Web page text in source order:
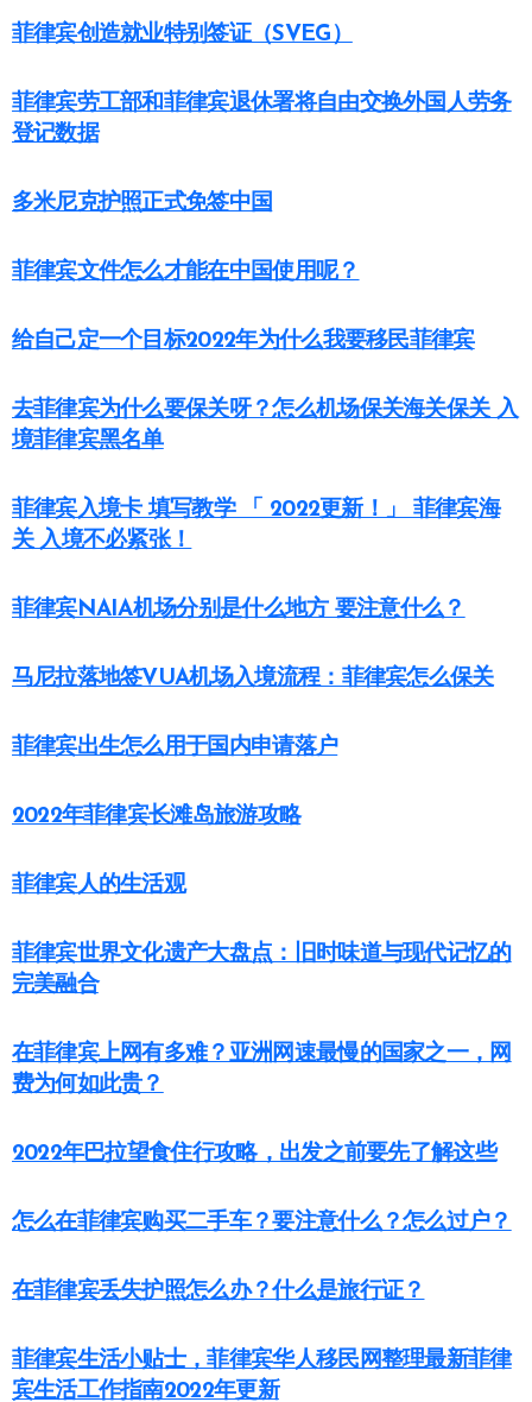
菲律宾创造就业特别签证（SVEG）
菲律宾劳工部和菲律宾退休署将自由交换外国人劳务
登记数据
多米尼克护照正式免签中国
菲律宾文件怎么才能在中国使用呢？
给自己定一个目标2022年为什么我要移民菲律宾
去菲律宾为什么要保关呀？怎么机场保关海关保关 入
境菲律宾黑名单
菲律宾入境卡 填写教学 「 2022更新！」 菲律宾海
关 入境不必紧张！
菲律宾NAIA机场分别是什么地方 要注意什么？
马尼拉落地签VUA机场入境流程：菲律宾怎么保关
菲律宾出生怎么用于国内申请落户
2022年菲律宾长滩岛旅游攻略
菲律宾人的生活观
菲律宾世界文化遗产大盘点：旧时味道与现代记忆的
完美融合
在菲律宾上网有多难？亚洲网速最慢的国家之一，网
费为何如此贵？
2022年巴拉望食住行攻略，出发之前要先了解这些
怎么在菲律宾购买二手车？要注意什么？怎么过户？
在菲律宾丢失护照怎么办？什么是旅行证？
菲律宾生活小贴士，菲律宾华人移民网整理最新菲律
宾生活工作指南2022年更新